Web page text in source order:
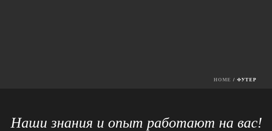
HOME / ФУТЕР
Наши знания и опыт работают на вас!